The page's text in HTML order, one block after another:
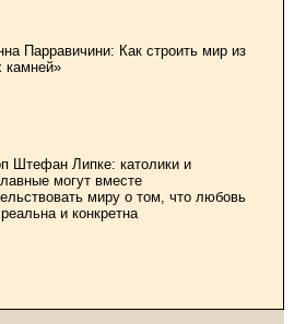
Парравичини: Как строить мир из
камней»
Штефан Липке: католики и
могут вместе
миру о том, что любовь
и конкретна